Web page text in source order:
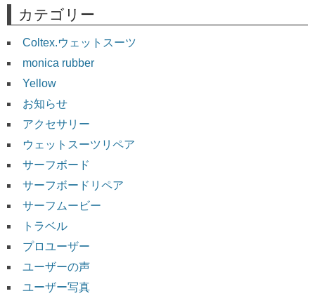
カテゴリー
Coltex.ウェットスーツ
monica rubber
Yellow
お知らせ
アクセサリー
ウェットスーツリペア
サーフボード
サーフボードリペア
サーフムービー
トラベル
プロユーザー
ユーザーの声
ユーザー写真